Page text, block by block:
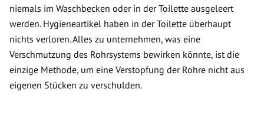
niemals im Waschbecken oder in der Toilette ausgeleert
werden. Hygieneartikel haben in der Toilette überhaupt
nichts verloren. Alles zu unternehmen, was eine
Verschmutzung des Rohrsystems bewirken könnte, ist die
einzige Methode, um eine Verstopfung der Rohre nicht aus
eigenen Stücken zu verschulden.